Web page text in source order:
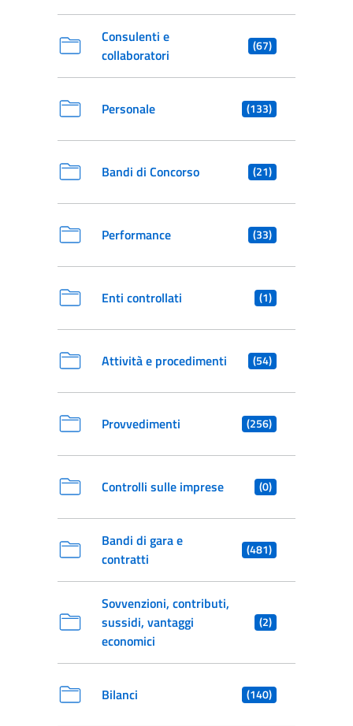
Consulenti e
collaboratori
(67)
Personale (133)
Bandi di Concorso (21)
Performance (33)
Enti controllati (1)
Attività e procedimenti (54)
Provvedimenti (256)
Controlli sulle imprese (0)
Bandi di gara e
contratti
(481)
Sovvenzioni, contributi,
sussidi, vantaggi
economici
(2)
Bilanci (140)